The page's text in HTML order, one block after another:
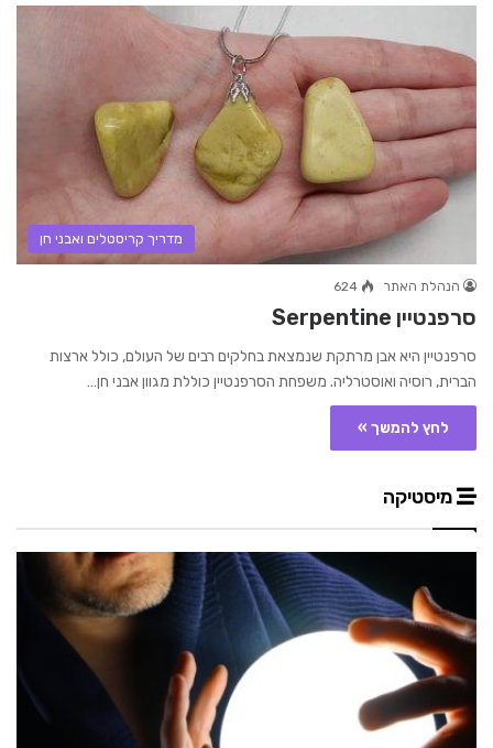
מדריך קריסטלים ואבני חן
הנהלת האתר 624
סרפנטיין Serpentine
סרפנטיין היא אבן מרתקת שנמצאת בחלקים רבים של העולם, כולל ארצות
הברית, רוסיה ואוסטרליה. משפחת הסרפנטיין כוללת מגוון אבני חן…
לחץ להמשך »
מיסטיקה